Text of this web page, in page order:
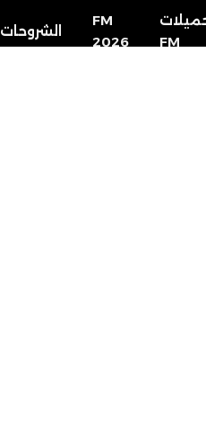
الشروحات
FM
2026
FM